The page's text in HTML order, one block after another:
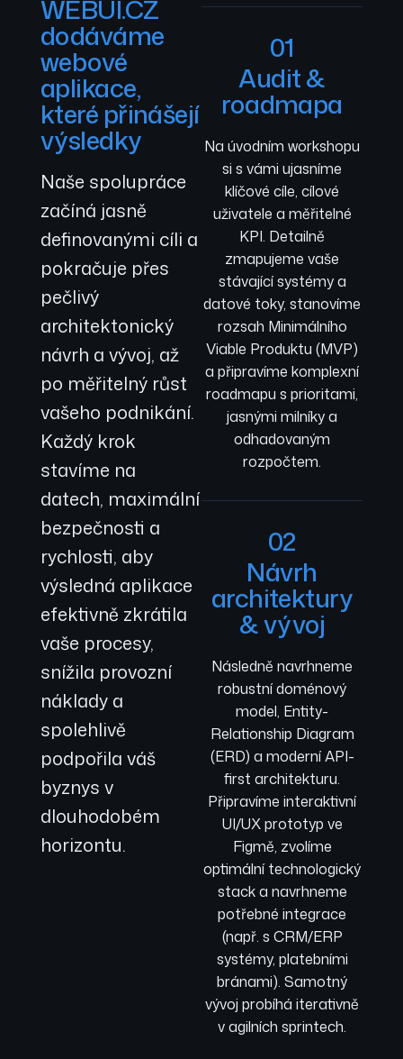
WEBUI.CZ
dodáváme
webové
aplikace,
které přinášejí
výsledky
Naše spolupráce
začíná jasně
definovanými cíli a
pokračuje přes
pečlivý
architektonický
návrh a vývoj, až
po měřitelný růst
vašeho podnikání.
Každý krok
stavíme na
datech, maximální
bezpečnosti a
rychlosti, aby
výsledná aplikace
efektivně zkrátila
vaše procesy,
snížila provozní
náklady a
spolehlivě
podpořila váš
byznys v
dlouhodobém
horizontu.
01
Audit &
roadmapa
Na úvodním workshopu
si s vámi ujasníme
klíčové cíle, cílové
uživatele a měřitelné
KPI. Detailně
zmapujeme vaše
stávající systémy a
datové toky, stanovíme
rozsah Minimálního
Viable Produktu (MVP)
a připravíme komplexní
roadmapu s prioritami,
jasnými milníky a
odhadovaným
rozpočtem.
02
Návrh
architektury
& vývoj
Následně navrhneme
robustní doménový
model, Entity-
Relationship Diagram
(ERD) a moderní API-
first architekturu.
Připravíme interaktivní
UI/UX prototyp ve
Figmě, zvolíme
optimální technologický
stack a navrhneme
potřebné integrace
(např. s CRM/ERP
systémy, platebními
bránami). Samotný
vývoj probíhá iterativně
v agilních sprintech.